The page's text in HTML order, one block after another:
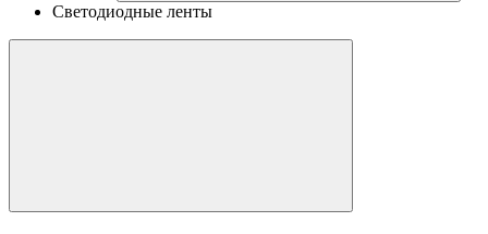
Светодиодные ленты